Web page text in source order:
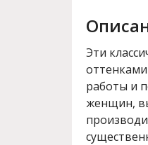
Эти
работы и
женщин,